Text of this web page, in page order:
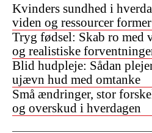
Kvinders sundhed i
viden og ressourcer
Tryg fødsel: Skab ro med
og realistiske
Blid hudpleje: Sådan
ujævn hud med omtanke
Små ændringer, stor
og overskud i hverdagen